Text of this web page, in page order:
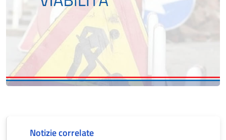
Notizie correlate